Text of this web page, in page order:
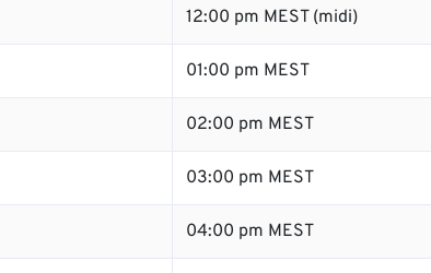
12:00 pm MEST (midi)
01:00 pm MEST
02:00 pm MEST
03:00 pm MEST
04:00 pm MEST